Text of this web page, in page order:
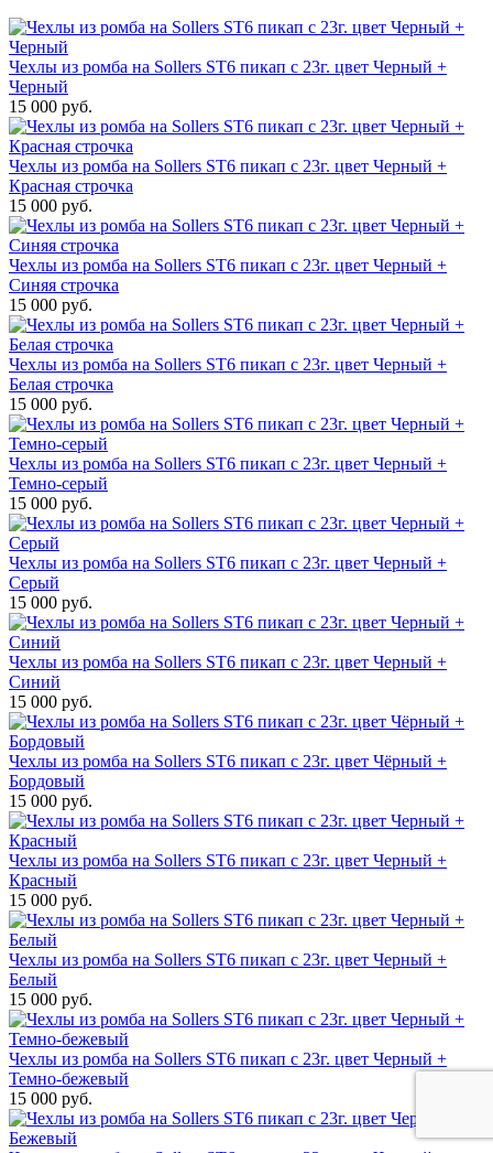
Чехлы из ромба на Sollers ST6 пикап с 23г. цвет Черный +
Черный
15 000 руб.
Чехлы из ромба на Sollers ST6 пикап с 23г. цвет Черный +
Красная строчка
15 000 руб.
Чехлы из ромба на Sollers ST6 пикап с 23г. цвет Черный +
Синяя строчка
15 000 руб.
Чехлы из ромба на Sollers ST6 пикап с 23г. цвет Черный +
Белая строчка
15 000 руб.
Чехлы из ромба на Sollers ST6 пикап с 23г. цвет Черный +
Темно-серый
15 000 руб.
Чехлы из ромба на Sollers ST6 пикап с 23г. цвет Черный +
Серый
15 000 руб.
Чехлы из ромба на Sollers ST6 пикап с 23г. цвет Черный +
Синий
15 000 руб.
Чехлы из ромба на Sollers ST6 пикап с 23г. цвет Чёрный +
Бордовый
15 000 руб.
Чехлы из ромба на Sollers ST6 пикап с 23г. цвет Черный +
Красный
15 000 руб.
Чехлы из ромба на Sollers ST6 пикап с 23г. цвет Черный +
Белый
15 000 руб.
Чехлы из ромба на Sollers ST6 пикап с 23г. цвет Черный +
Темно-бежевый
15 000 руб.